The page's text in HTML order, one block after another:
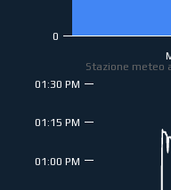
0
Stazione meteo
01:00 PM
01:15 PM
01:30 PM